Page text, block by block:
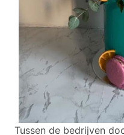
Tussen de bedrijven